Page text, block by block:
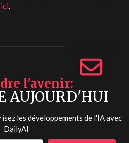
ici.
l'avenir
AUJOURD'HUI
les développements de l'IA avec
DailyAI